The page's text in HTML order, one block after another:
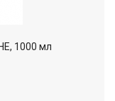
1000 мл